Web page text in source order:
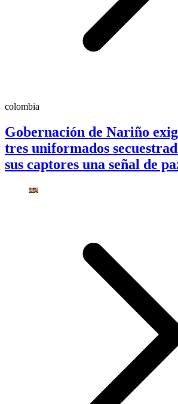
colombia
Gobernación de Nariño
tres uniformados
sus captores una señal de